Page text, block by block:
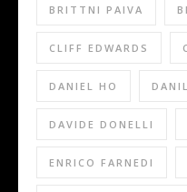
BRITTNI PAIVA
CLIFF EDWARDS
DANIEL HO
DAVIDE DONELLI
ENRICO FARNEDI